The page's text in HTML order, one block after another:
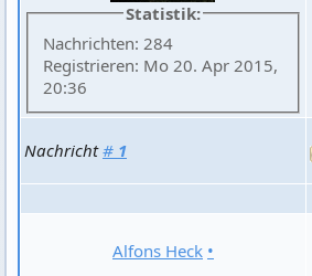
Statistik:
Nachrichten: 284
Registrieren: Mo 20. Apr 2015,
20:36
Nachricht# 1
Alfons Heck •